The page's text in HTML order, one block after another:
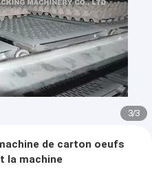
1/3
de carton oeufs
la machine